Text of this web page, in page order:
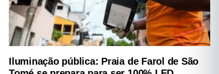
Iluminação pública: Praia de Farol de São